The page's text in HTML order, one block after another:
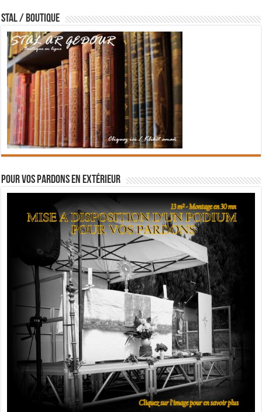
STAL / BOUTIQUE
Pour vos pardons en extérieur